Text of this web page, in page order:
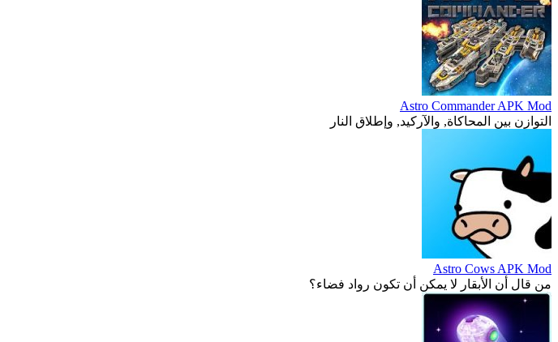
Astro Commander APK Mod
التوازن بين المحاكاة, والآركيد, وإطلاق النار
Astro Cows APK Mod
من قال أن الأبقار لا يمكن أن تكون رواد فضاء؟